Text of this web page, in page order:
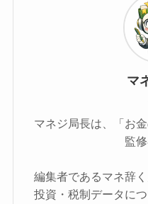
マ
マネジ局長は、「お
監修
編集者であるマネ辞
投資・税制データに